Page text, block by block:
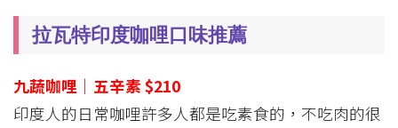
拉瓦特印度咖哩口味推薦
九蔬咖哩｜五辛素 $210
印度人的日常咖哩許多人都是吃素食的，不吃肉的很